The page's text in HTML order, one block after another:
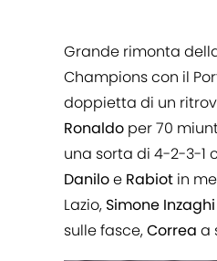
Grande rimonta
Champions con il
doppietta di un
Ronaldo per 70
una sorta di 4-2-3-1
Daniloe Rabiot in
Lazio, Simone Inzaghi
sulle fasce,Correa a